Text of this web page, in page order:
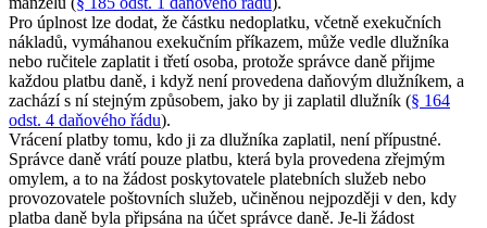
Pro úplnost lze dodat, že částku nedoplatku, včetně exekučních
nákladů, vymáhanou exekučním příkazem, může vedle dlužníka
nebo ručitele zaplatit i třetí osoba, protože správce daně přijme
každou platbu daně, i když není provedena daňovým dlužníkem, a
zachází s ní stejným způsobem, jako by ji zaplatil dlužník (§ 164
odst. 4 daňového řádu).
Vrácení platby tomu, kdo ji za dlužníka zaplatil, není přípustné.
Správce daně vrátí pouze platbu, která byla provedena zřejmým
omylem, a to na žádost poskytovatele platebních služeb nebo
provozovatele poštovních služeb, učiněnou nejpozději v den, kdy
platba daně byla připsána na účet správce daně. Je-li žádost